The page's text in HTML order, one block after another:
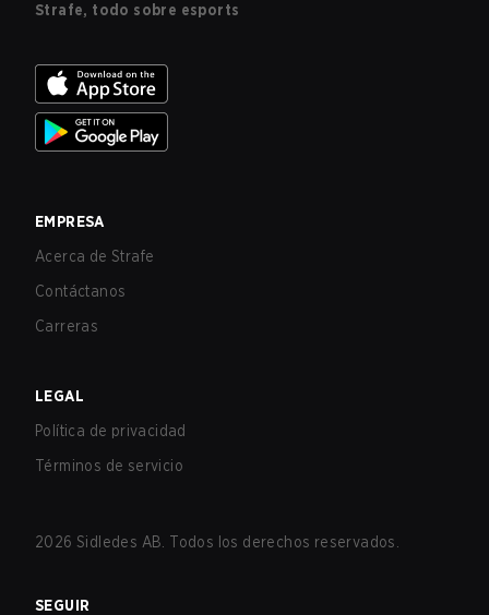
Strafe, todo sobre esports
EMPRESA
Acerca de Strafe
Contáctanos
Carreras
LEGAL
Política de privacidad
Términos de servicio
2026 Sidledes AB. Todos los derechos reservados.
SEGUIR